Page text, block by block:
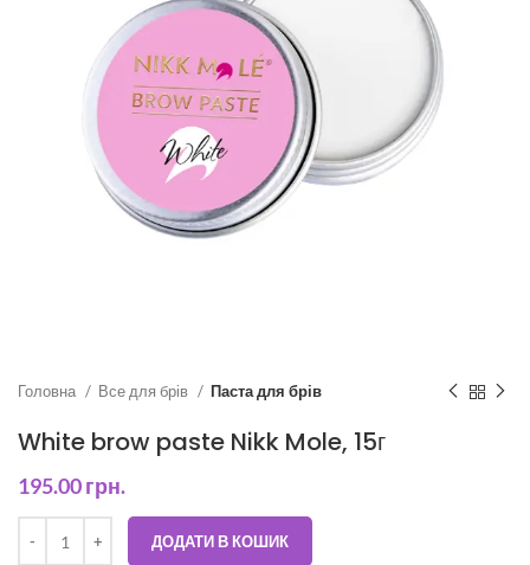
Головна Все для брів Паста для брів
White brow paste Nikk Mole, 15г
195.00грн.
ДОДАТИ В КОШИК